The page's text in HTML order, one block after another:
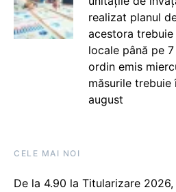
realizat planul
acestora
locale până pe
ordin emis
măsurile trebuie
august
CELE MAI NOI
De la 4.90 la Titularizare